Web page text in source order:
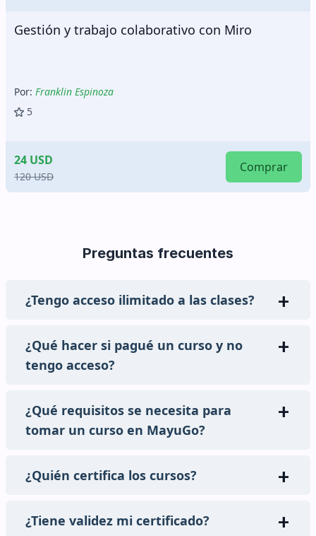
Gestión y trabajo colaborativo con Miro
Por: Franklin Espinoza
5
24 USD
120 USD
Comprar
Preguntas frecuentes
¿Tengo acceso ilimitado a las clases?
¿Qué hacer si pagué un curso y no
tengo acceso?
¿Qué requisitos se necesita para
tomar un curso en MayuGo?
¿Quién certifica los cursos?
¿Tiene validez mi certificado?